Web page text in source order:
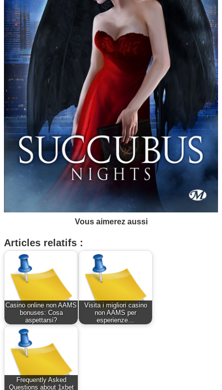
Vous aimerez aussi
Articles relatifs :
Casino online non AAMS
bonuses: Cosa
aspettarsi?
Visita i migliori casino
non AAMS per
esperienze…
Frequently Asked
Questions about 1xbet